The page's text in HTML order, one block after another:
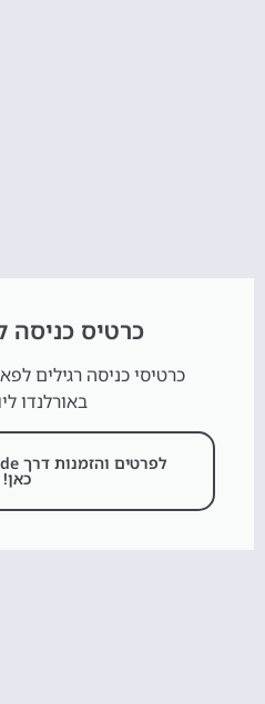
כרטיס כניסה
כרטיסי כניסה רגילים
באורלנדו
כאן!